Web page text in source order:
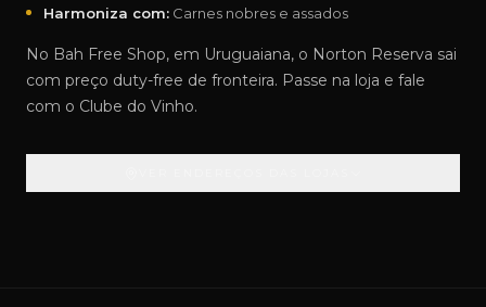
Harmoniza com: Carnes nobres e assados
No Bah Free Shop, em Uruguaiana, o Norton Reserva sai
com preço duty-free de fronteira. Passe na loja e fale
com o Clube do Vinho.